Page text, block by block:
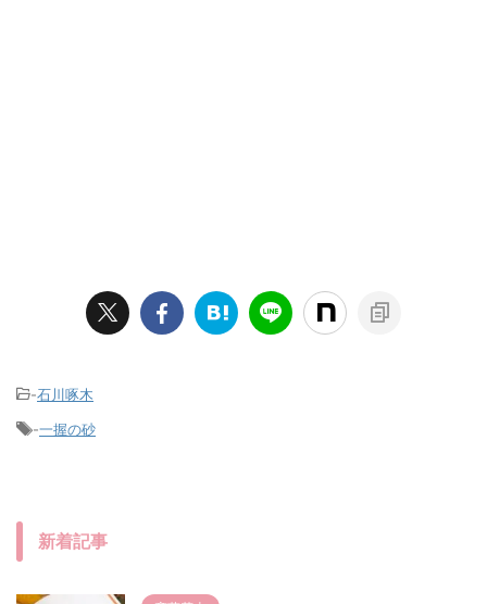
-石川啄木
-一握の砂
新着記事